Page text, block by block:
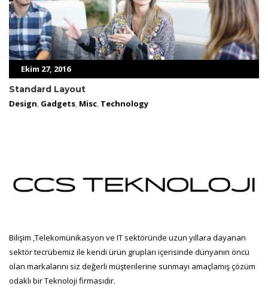
Ekim 27, 2016
Standard Layout
Design, Gadgets, Misc, Technology
Bilişim ,Telekomünikasyon ve IT sektöründe uzun yıllara dayanan
sektör tecrübemiz ile kendi ürün grupları içerisinde dünyanın öncü
olan markalarını siz değerli müşterilerine sunmayı amaçlamış çözüm
odaklı bir Teknoloji firmasıdır.